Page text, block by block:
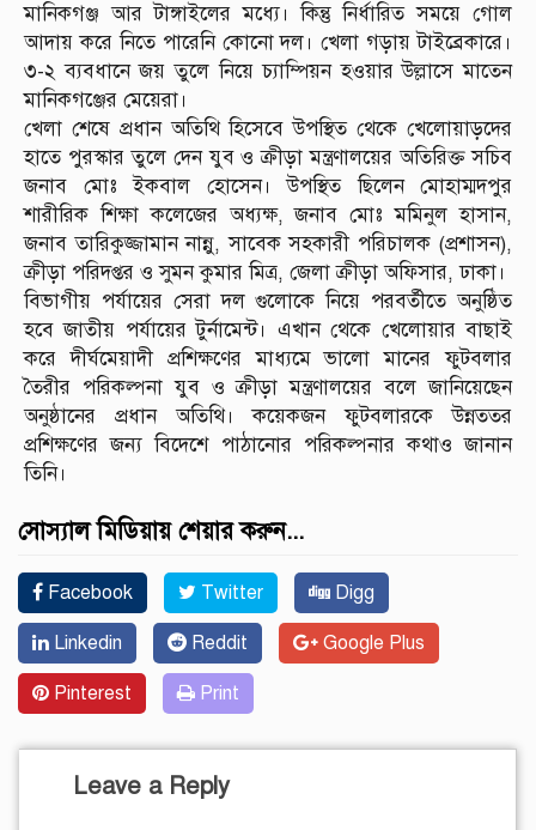
মানিকগঞ্জ আর টাঙ্গাইলের মধ্যে। কিন্তু নির্ধারিত সময়ে গোল
আদায় করে নিতে পারেনি কোনো দল। খেলা গড়ায় টাইব্রেকারে।
৩-২ ব্যবধানে জয় তুলে নিয়ে চ্যাম্পিয়ন হওয়ার উল্লাসে মাতেন
মানিকগঞ্জের মেয়েরা।
খেলা শেষে প্রধান অতিথি হিসেবে উপস্থিত থেকে খেলোয়াড়দের
হাতে পুরস্কার তুলে দেন যুব ও ক্রীড়া মন্ত্রণালয়ের অতিরিক্ত সচিব
জনাব মোঃ ইকবাল হোসেন। উপস্থিত ছিলেন মোহাম্মদপুর
শারীরিক শিক্ষা কলেজের অধ্যক্ষ, জনাব মোঃ মমিনুল হাসান,
জনাব তারিকুজ্জামান নান্নু, সাবেক সহকারী পরিচালক (প্রশাসন),
ক্রীড়া পরিদপ্তর ও সুমন কুমার মিত্র, জেলা ক্রীড়া অফিসার, ঢাকা।
বিভাগীয় পর্যায়ের সেরা দল গুলোকে নিয়ে পরবর্তীতে অনুষ্ঠিত
হবে জাতীয় পর্যায়ের টুর্নামেন্ট। এখান থেকে খেলোয়ার বাছাই
করে দীর্ঘমেয়াদী প্রশিক্ষণের মাধ্যমে ভালো মানের ফুটবলার
তৈরীর পরিকল্পনা যুব ও ক্রীড়া মন্ত্রণালয়ের বলে জানিয়েছেন
অনুষ্ঠানের প্রধান অতিথি। কয়েকজন ফুটবলারকে উন্নততর
প্রশিক্ষণের জন্য বিদেশে পাঠানোর পরিকল্পনার কথাও জানান
তিনি।
সোস্যাল মিডিয়ায় শেয়ার করুন...
Facebook Twitter Digg
Linkedin Reddit Google Plus
Pinterest Print
Leave a Reply